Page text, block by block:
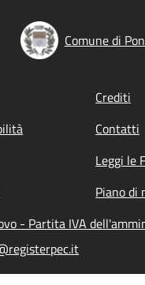
Comune di
Crediti
Contatti
Leggi le
Piano di
- Partita IVA